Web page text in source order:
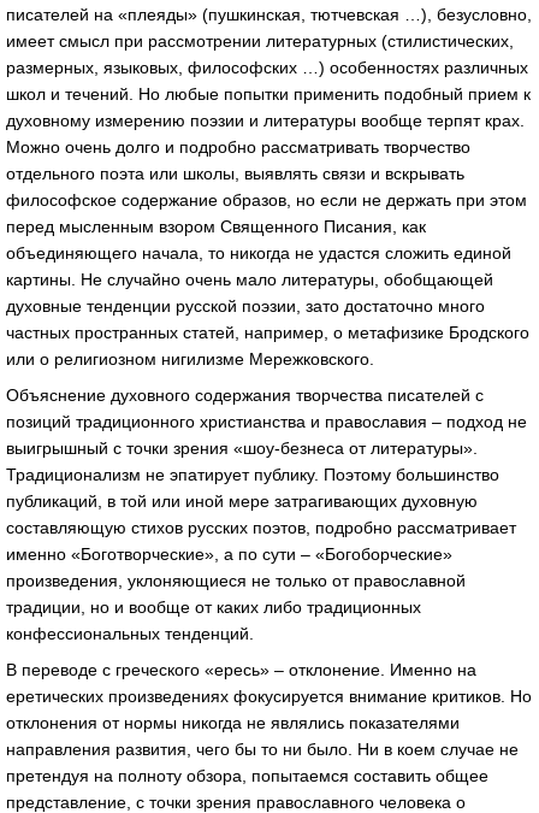
писателей на «плеяды» (пушкинская, тютчевская …), безусловно,
имеет смысл при рассмотрении литературных (стилистических,
размерных, языковых, философских …) особенностях различных
школ и течений. Но любые попытки применить подобный прием к
духовному измерению поэзии и литературы вообще терпят крах.
Можно очень долго и подробно рассматривать творчество
отдельного поэта или школы, выявлять связи и вскрывать
философское содержание образов, но если не держать при этом
перед мысленным взором Священного Писания, как
объединяющего начала, то никогда не удастся сложить единой
картины. Не случайно очень мало литературы, обобщающей
духовные тенденции русской поэзии, зато достаточно много
частных пространных статей, например, о метафизике Бродского
или о религиозном нигилизме Мережковского.
Объяснение духовного содержания творчества писателей с
позиций традиционного христианства и православия – подход не
выигрышный с точки зрения «шоу-безнеса от литературы».
Традиционализм не эпатирует публику. Поэтому большинство
публикаций, в той или иной мере затрагивающих духовную
составляющую стихов русских поэтов, подробно рассматривает
именно «Боготворческие», а по сути – «Богоборческие»
произведения, уклоняющиеся не только от православной
традиции, но и вообще от каких либо традиционных
конфессиональных тенденций.
В переводе с греческого «ересь» – отклонение. Именно на
еретических произведениях фокусируется внимание критиков. Но
отклонения от нормы никогда не являлись показателями
направления развития, чего бы то ни было. Ни в коем случае не
претендуя на полноту обзора, попытаемся составить общее
представление, с точки зрения православного человека о